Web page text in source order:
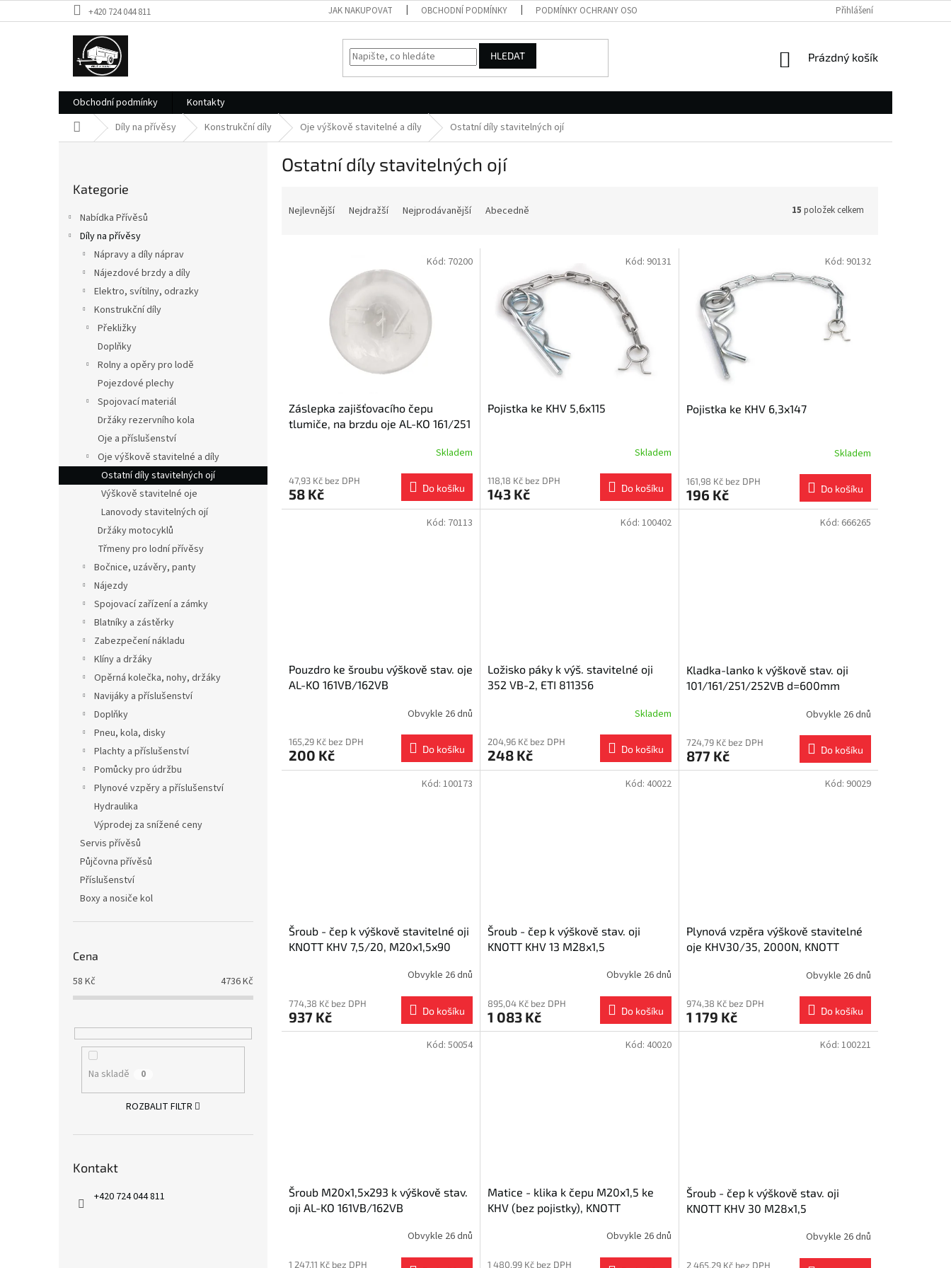
na
+420 724 044 811 JAK NAKUPOVAT OBCHODNÍ PODMÍNKY PODMÍNKY OCHRANY OSOBNÍCH ÚDAJŮ Přihlášení
HLEDAT
NÁKUPNÍ
Prázdný košík
Obchodní podmínky
Kontakty
Domů Díly na přívěsy Konstrukční díly Oje výškově stavitelné a díly Ostatní díly stavitelných ojí
kategorie
Kategorie
Nabídka Přívěsů
Díly na přívěsy
Nápravy a díly náprav
Nájezdové brzdy a díly
Elektro, svítilny, odrazky
Konstrukční díly
Překližky
Doplňky
Rolny a opěry pro lodě
Pojezdové plechy
Spojovací materiál
Držáky rezervního kola
Oje a příslušenství
Oje výškově stavitelné a díly
Ostatní díly stavitelných ojí
Výškově stavitelné oje
Lanovody stavitelných ojí
Držáky motocyklů
Třmeny pro lodní přívěsy
Bočnice, uzávěry, panty
Nájezdy
Spojovací zařízení a zámky
Blatníky a zástěrky
Zabezpečení nákladu
Klíny a držáky
Opěrná kolečka, nohy, držáky
Navijáky a příslušenství
Doplňky
Pneu, kola, disky
Plachty a příslušenství
Pomůcky pro údržbu
Plynové vzpěry a příslušenství
Hydraulika
Výprodej za snížené ceny
Servis přívěsů
Půjčovna přívěsů
Příslušenství
Boxy a nosiče kol
Cena
58 Kč 4736Kč
Na skladě 0
ROZBALIT FILTR
Kontakt
+420 724 044 811
Ostatní díly stavitelných ojí
Nejlevnější Nejdražší Nejprodávanější Abecedně 15 položek celkem
Záslepka zajišťovacího čepu
tlumiče, na brzdu oje AL-KO 161/251
Skladem
47,93 Kč bez DPH
58 Kč Do košíku
Kód: 70200
Pojistka ke KHV 5,6x115
Skladem
118,18 Kč bez DPH
143 Kč Do košíku
Kód: 90131
Pojistka ke KHV 6,3x147
Skladem
161,98 Kč bez DPH
196 Kč Do košíku
Kód: 90132
Pouzdro ke šroubu výškově stav. oje
AL-KO 161VB/162VB
Obvykle 26 dnů
165,29 Kč bez DPH
200 Kč Do košíku
Kód: 70113
Ložisko páky k výš. stavitelné oji
352 VB-2, ETI 811356
Skladem
204,96 Kč bez DPH
248 Kč Do košíku
Kód: 100402
Kladka-lanko k výškově stav. oji
101/161/251/252VB d=600mm
Obvykle 26 dnů
724,79 Kč bez DPH
877 Kč Do košíku
Kód: 666265
Šroub - čep k výškově stavitelné oji
KNOTT KHV 7,5/20, M20x1,5x90
Obvykle 26 dnů
774,38 Kč bez DPH
937 Kč Do košíku
Kód: 100173
Šroub - čep k výškově stav. oji
KNOTT KHV 13 M28x1,5
Obvykle 26 dnů
895,04 Kč bez DPH
1 083 Kč Do košíku
Kód: 40022
Plynová vzpěra výškově stavitelné
oje KHV30/35, 2000N, KNOTT
Obvykle 26 dnů
974,38 Kč bez DPH
1 179 Kč Do košíku
Kód: 90029
Šroub M20x1,5x293 k výškově stav.
oji AL-KO 161VB/162VB
Obvykle 26 dnů
1 247,11 Kč bez DPH
Kód: 50054
Matice - klika k čepu M20x1,5 ke
KHV (bez pojistky), KNOTT
Obvykle 26 dnů
1 480,99 Kč bez DPH
Kód: 40020
Šroub - čep k výškově stav. oji
KNOTT KHV 30 M28x1,5
Obvykle 26 dnů
2 465,29 Kč bez DPH
Kód: 100221